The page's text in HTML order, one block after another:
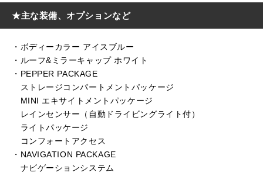
★主な装備、オプションなど
・ボディーカラー アイスブルー
・ルーフ&ミラーキャップ ホワイト
・PEPPER PACKAGE
ストレージコンパートメントパッケージ
MINI エキサイトメントパッケージ
レインセンサー（自動ドライビングライト付）
ライトパッケージ
コンフォートアクセス
・NAVIGATION PACKAGE
ナビゲーションシステム